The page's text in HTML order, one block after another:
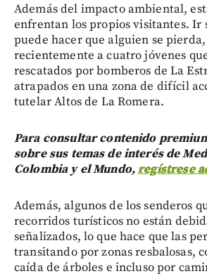
Además del impacto ambiental,
enfrentan los propios visitantes. Ir
puede hacer que alguien se
recientemente a cuatro jóvenes
rescatados por bomberos de La
atrapados en una zona de difícil
tutelar Altos de La Romera.
Para consultar contenido
sobre sus temas de interés de
Colombia y el Mundo,regístrese
Además, algunos de los senderos
recorridos turísticos no están
señalizados, lo que hace que las
transitando por zonas resbalosas,
caída de árboles e incluso por